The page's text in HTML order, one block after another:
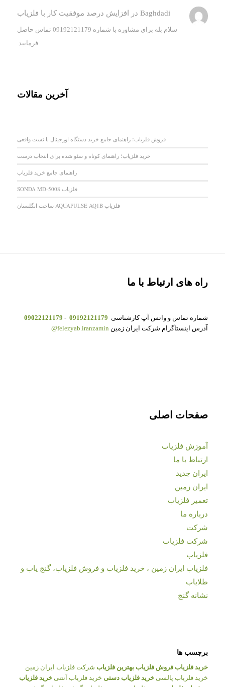
Baghdadi در افزایش درصد موفقیت کار با فلزیاب
سلام بله برای مشاوره با شماره 09192121179 تماس حاصل
فرمایید.
آخرین مقالات
فروش فلزیاب؛ راهنمای جامع خرید دستگاه اورجینال با تست واقعی
خرید فلزیاب؛ راهنمای کوتاه و سئو شده برای انتخاب درست
راهنمای جامع خرید فلزیاب
فلزیاب SONDA MD-5008
فلزیاب AQUAPULSE AQ1B ساخت انگلستان
راه های ارتباط با ما
شماره تماس و واتس آپ کارشناسی 09192121179
-
09022121179
آدرس اینستاگرام شرکت ایران زمین felezyab.iranzamin@
صفحات اصلی
آموزش فلزیاب
ارتباط با ما
ایران جدید
ایران زمین
تعمیر فلزیاب
درباره ما
شرکت
شرکت فلزیاب
فلزیاب
فلزیاب ایران زمین ، خرید فلزیاب و فروش فلزیاب، گنج یاب و
طلایاب
نشانه گنج
برچسب ها
خرید فلزیاب فروش فلزیاب بهترین فلزیاب شرکت فلزیاب ایران زمین
خرید فلزیاب پالسی خرید فلزیاب دستی خرید فلزیاب آنتنی خرید فلزیاب